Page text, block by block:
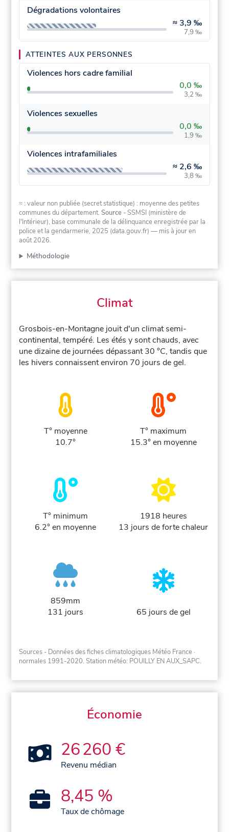
Dégradations volontaires
≈ 3,9 ‰
7,9 ‰
ATTEINTES AUX PERSONNES
Violences hors cadre familial
0,0 ‰
3,2 ‰
Violences sexuelles
0,0 ‰
1,9 ‰
Violences intrafamiliales
≈ 2,6 ‰
3,8 ‰
≈ : valeur non publiée (secret statistique) : moyenne des petites
communes du département.Source - SSMSI (ministère de
l'Intérieur), base communale de la délinquance enregistrée par la
police et la gendarmerie, 2025 (data.gouv.fr) — mis à jour en
août 2026.
Méthodologie
Climat
Grosbois-en-Montagne jouit d'un climat semi-
continental, tempéré. Les étés y sont chauds, avec
une dizaine de journées dépassant 30 °C, tandis que
les hivers connaissent environ 70 jours de gel.
T° moyenne
10.7°
T° maximum
15.3° en moyenne
T° minimum
6.2° en moyenne
1918 heures
13 jours de forte chaleur
859mm
131 jours
65 jours de gel
Sources - Données des fiches climatologiques Météo France ·
normales 1991-2020. Station météo: POUILLY EN AUX_SAPC.
Économie
26 260 €
Revenu médian
8,45 %
Taux de chômage